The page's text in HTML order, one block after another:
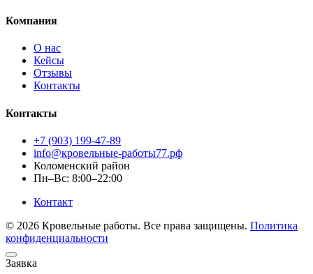
Компания
О нас
Кейсы
Отзывы
Контакты
Контакты
+7 (903) 199-47-89
info@кровельные-работы77.рф
Коломенский район
Пн–Вс: 8:00–22:00
Контакт
© 2026 Кровельные работы. Все права защищены. Политика
конфиденциальности
Заявка